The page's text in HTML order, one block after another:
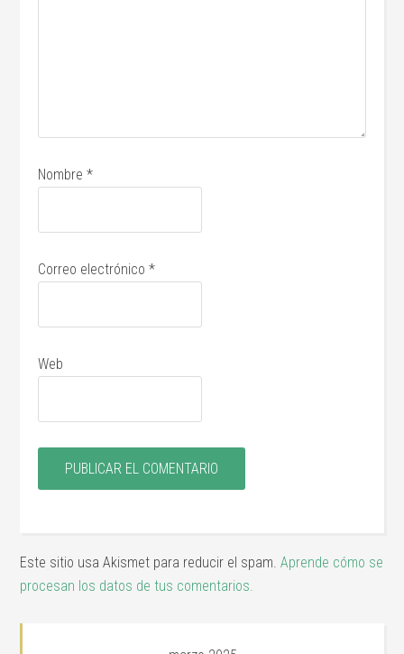
Nombre*
Correo electrónico*
Web
Este sitio usa Akismet para reducir el spam.Aprende cómo se
procesan los datos de tus comentarios.